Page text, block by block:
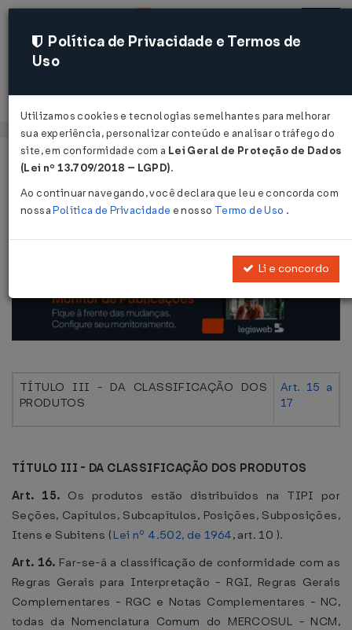
Acessar
Página Inicial Legislações
Decreto Nº 7212 DE 15/06/2010
Publicado no DOU em 16 jun 2010
TÍTULO III - DA CLASSIFICAÇÃO DOS
PRODUTOS
Art. 15 a
17
TÍTULO III - DA CLASSIFICAÇÃO DOS PRODUTOS
Art. 15. Os produtos estão distribuídos na TIPI por
Seções, Capítulos, Subcapítulos, Posições, Subposições,
Itens e Subitens ( Lei nº 4.502, de 1964, art. 10 ).
Art. 16. Far-se-á a classificação de conformidade com as
Regras Gerais para Interpretação - RGI, Regras Gerais
Complementares - RGC e Notas Complementares - NC,
todas da Nomenclatura Comum do MERCOSUL - NCM,
Política de Privacidade e Termos de
Uso
Utilizamos cookies e tecnologias semelhantes para melhorar
sua experiência, personalizar conteúdo e analisar o tráfego do
site, em conformidade com a Lei Geral de Proteção de Dados
(Lei nº 13.709/2018 – LGPD).
Ao continuar navegando, você declara que leu e concorda com
nossaPolítica de Privacidade e nosso Termo de Uso .
Li e concordo